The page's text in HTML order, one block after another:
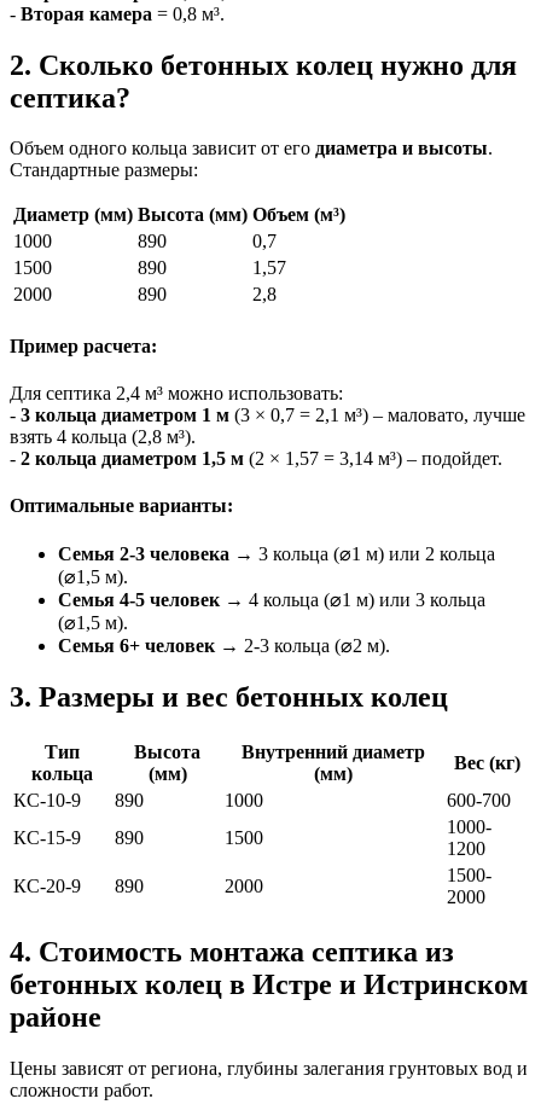
- Вторая камера = 0,8 м³.
2. Сколько бетонных колец нужно для
септика?
Объем одного кольца зависит от его диаметра и высоты.
Стандартные размеры:
Диаметр (мм) Высота (мм) Объем (м³)
1000
890
0,7
1500
890
1,57
2000
890 2,8
Пример расчета:
Для септика 2,4 м³ можно использовать:
- 3 кольца диаметром 1 м (3 × 0,7 = 2,1 м³) – маловато, лучше
взять 4 кольца (2,8 м³).
- 2 кольца диаметром 1,5 м (2 × 1,57 = 3,14 м³) – подойдет.
Оптимальные варианты:
Семья 2-3 человека → 3 кольца (⌀1 м) или 2 кольца
(⌀1,5 м).
Семья 4-5 человек→ 4 кольца (⌀1 м) или 3 кольца
(⌀1,5 м).
Семья 6+ человек→ 2-3 кольца (⌀2 м).
3. Размеры и вес бетонных колец
Тип
кольца
Высота
(мм)
Внутренний диаметр
(мм)
Вес (кг)
КС-10-9
890 1000
600-700
КС-15-9
890 1500
1000-
1200
КС-20-9
890 2000
1500-
2000
4. Стоимость монтажа септика из
бетонных колец в Истре и Истринском
районе
Цены зависят от региона, глубины залегания грунтовых вод и
сложности работ.